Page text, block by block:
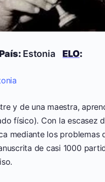
EstoniaELO:
y de una maestra,
físico). Con la escasez
mediante los problemas
de casi 1000